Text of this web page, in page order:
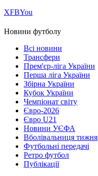
ХFBYou
Новини футболу
Всі новини
Трансфери
Прем'єр-ліга України
Перша ліга України
Збірна України
Кубок України
Чемпіонат світу
Євро-2026
Євро U21
Новини УЄФА
Вболівальниця тижня
Футбольні передачі
Ретро футбол
Публікації